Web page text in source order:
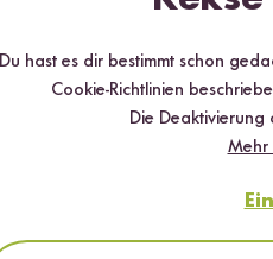
Wird oft
Du hast es dir bestimmt schon
Cookie-Richtlinien
Die
Mehr